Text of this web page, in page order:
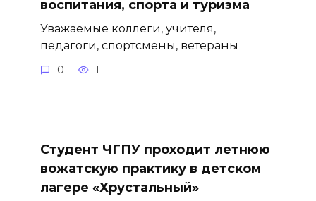
воспитания, спорта и туризма
Уважаемые коллеги, учителя,
педагоги, спортсмены, ветераны
0 1
Студент ЧГПУ проходит летнюю
вожатскую практику в детском
лагере «Хрустальный»